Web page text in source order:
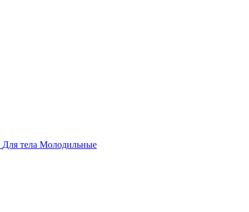
Для тела Молодильные